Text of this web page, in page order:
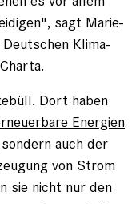
sagt Marie-
Klima-
Dort haben
Energien
auch der
von Strom
sie nicht nur den